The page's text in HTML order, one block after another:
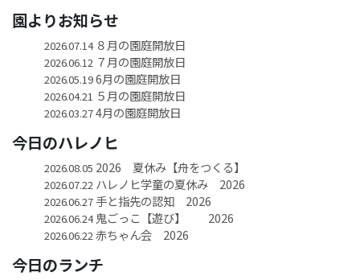
園よりお知らせ
2026.07.14８月の園庭開放日
2026.06.12 ７月の園庭開放日
2026.05.196月の園庭開放日
2026.04.21 ５月の園庭開放日
2026.03.274月の園庭開放日
今日のハレノヒ
2026.08.05 2026 夏休み【舟をつくる】
2026.07.22 ハレノヒ学童の夏休み 2026
2026.06.27手と指先の認知 2026
2026.06.24鬼ごっこ【遊び】 2026
2026.06.22赤ちゃん会 2026
今日のランチ